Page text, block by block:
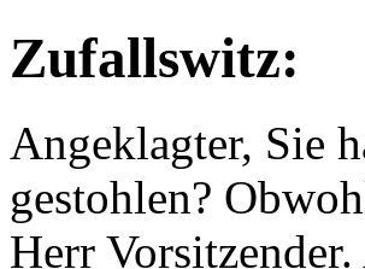
Zufallswitz:
Angeklagter, Sie
gestohlen?
Herr